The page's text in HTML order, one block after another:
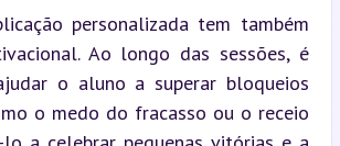
personalizada tem também
Ao longo das sessões, é
o aluno a superar bloqueios
o medo do fracasso ou o receio